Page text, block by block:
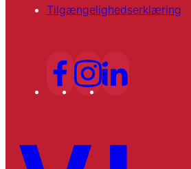
Tilgængelighedserklæring